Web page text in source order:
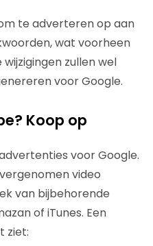
te adverteren op aan
wat voorheen
zullen wel
voor Google.
Koop op
voor Google.
video
van bijbehorende
of iTunes. Een
ziet: